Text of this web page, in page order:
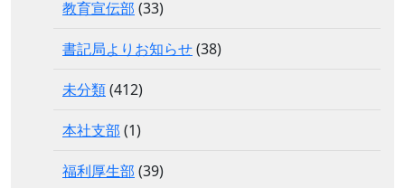
教育宣伝部 (33)
書記局よりお知らせ(38)
未分類(412)
本社支部 (1)
福利厚生部 (39)